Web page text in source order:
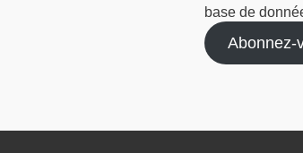
base de
Abonnez-